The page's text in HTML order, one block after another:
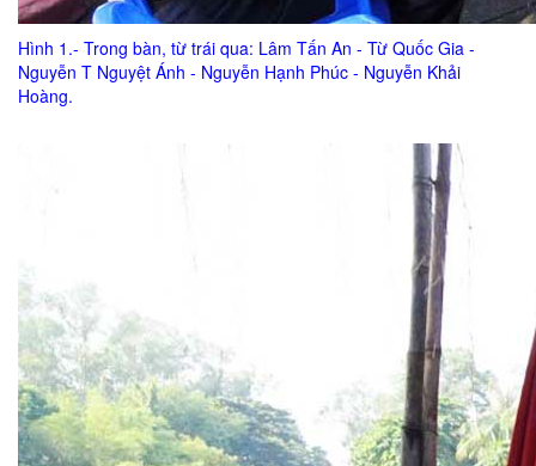
Hình 1.- Trong bàn, từ trái qua: Lâm Tấn An - Từ Quốc Gia -
Nguyễn T Nguyệt Ánh - Nguyễn Hạnh Phúc - Nguyễn Khải
Hoàng.